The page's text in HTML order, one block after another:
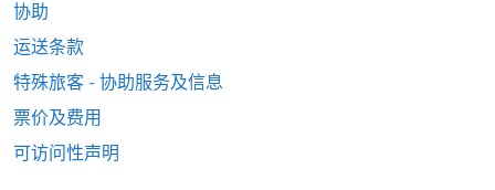
协助
运送条款
特殊旅客 - 协助服务及信息
票价及费用
可访问性声明